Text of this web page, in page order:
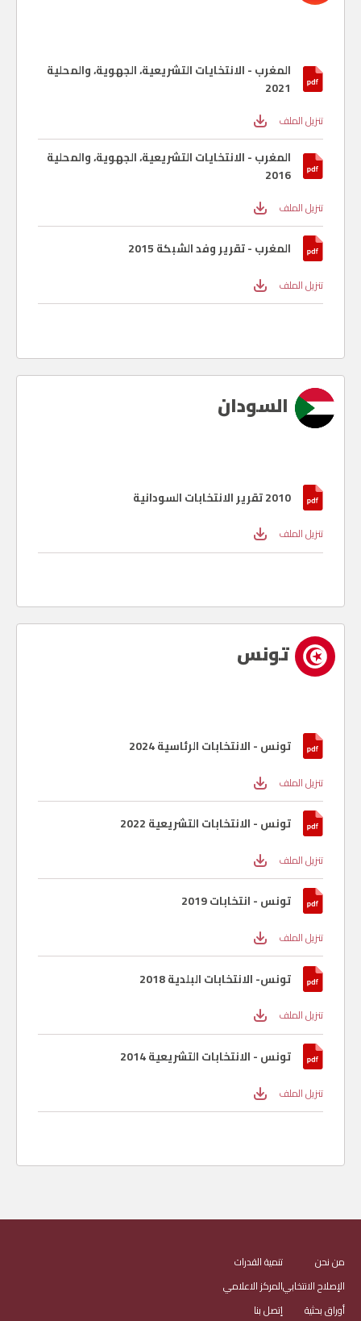
المغرب - الانتخايات التشريعية، الجهوية، والمحلية
2021
تنزيل الملف
المغرب - الانتخايات التشريعية، الجهوية، والمحلية
2016
تنزيل الملف
المغرب - تقرير وفد الشبكة 2015
تنزيل الملف
السودان
2010 تقرير الانتخابات السودانية
تنزيل الملف
تونس
تونس - الانتخابات الرئاسية 2024
تنزيل الملف
تونس - الانتخابات التشريعية 2022
تنزيل الملف
تونس - انتخابات 2019
تنزيل الملف
تونس- الانتخابات البلدية 2018
تنزيل الملف
تونس - الانتخابات التشريعية 2014
تنزيل الملف
من نحن
الإصلاح الانتخابي
أوراق بحثية
تنمية القدرات
المركز الاعلامي
إتصل بنا